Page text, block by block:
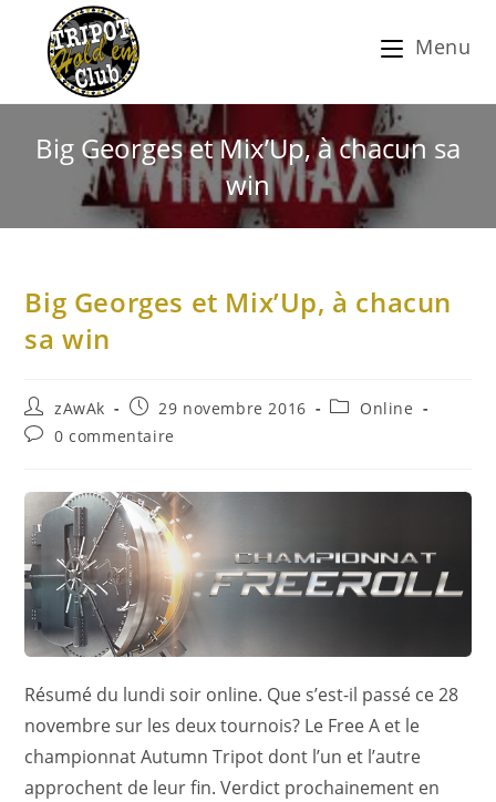
Menu
Big Georges et Mix’Up, à chacun sa
win
Big Georges et Mix’Up, à chacun
sa win
zAwAk 29 novembre 2016
Online
0 commentaire
Résumé du lundi soir online. Que s’est-il passé ce 28
novembre sur les deux tournois? Le Free A et le
championnat Autumn Tripot dont l’un et l’autre
approchent de leur fin. Verdict prochainement en